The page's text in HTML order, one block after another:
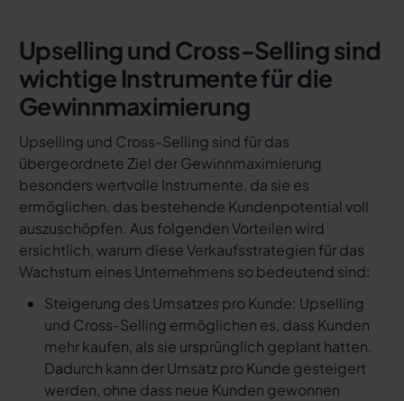
Upselling und Cross-Selling sind
wichtige Instrumente für die
Gewinnmaximierung
Upselling und Cross-Selling sind für das
übergeordnete Ziel der Gewinnmaximierung
besonders wertvolle Instrumente, da sie es
ermöglichen, das bestehende Kundenpotential voll
auszuschöpfen. Aus folgenden Vorteilen wird
ersichtlich, warum diese Verkaufsstrategien für das
Wachstum eines Unternehmens so bedeutend sind:
Steigerung des Umsatzes pro Kunde: Upselling
und Cross-Selling ermöglichen es, dass Kunden
mehr kaufen, als sie ursprünglich geplant hatten.
Dadurch kann der Umsatz pro Kunde gesteigert
werden, ohne dass neue Kunden gewonnen